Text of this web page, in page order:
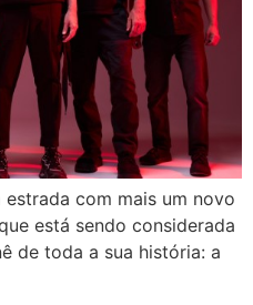
com mais um novo
está sendo considerada
de toda a sua história: a